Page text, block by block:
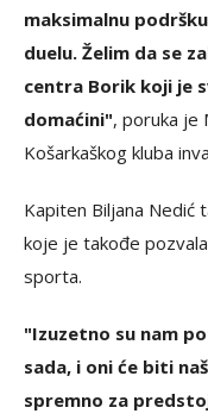
maksimalnu
duelu. Želim da se
centra Borik koji je
domaćini", poruka je
Košarkaškog kluba
Kapiten Biljana Nedić
koje je takođe
sporta.
"Izuzetno su nam
sada, i oni će biti
spremno za